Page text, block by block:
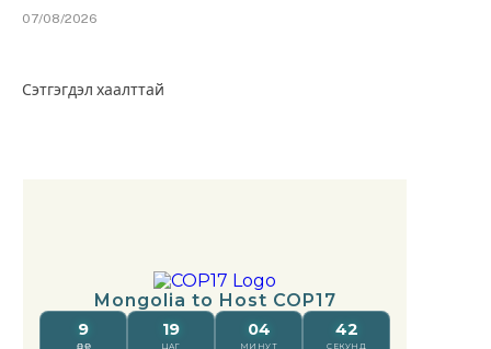
07/08/2026
Сэтгэгдэл хаалттай